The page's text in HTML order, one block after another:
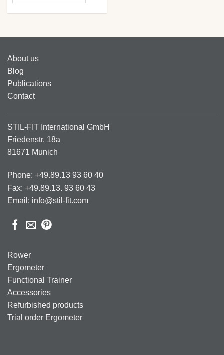
har
varianter.
De
olika
alternativen
på
About us
Blog
Publications
Contact
STIL-FIT International GmbH
Friedenstr. 18a
81671 Munich
Phone: +49.89.13 93 60 40
Fax: +49.89.13. 93 60 43
Email: info@stil-fit.com
Rower
Ergometer
Functional Trainer
Accessories
Refurbished products
Trial order Ergometer